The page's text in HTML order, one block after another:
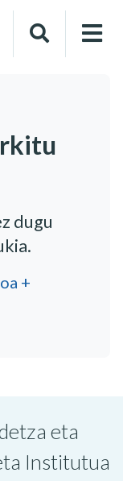
dugu
+
eta
Institutua